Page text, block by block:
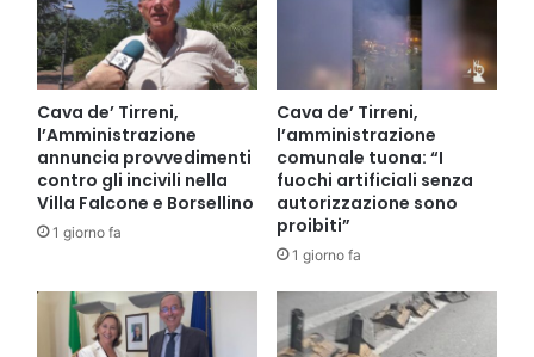
Cava de’ Tirreni,
l’Amministrazione
annuncia provvedimenti
contro gli incivili nella
Villa Falcone e Borsellino
1 giorno fa
Cava de’ Tirreni,
l’amministrazione
comunale tuona: “I
fuochi artificiali senza
autorizzazione sono
proibiti”
1 giorno fa